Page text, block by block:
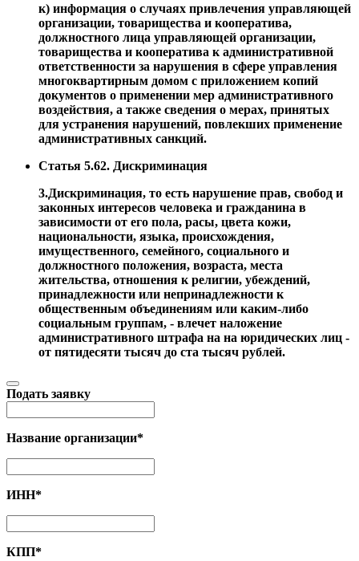
к) информация о случаях привлечения управляющей
организации, товарищества и кооператива,
должностного лица управляющей организации,
товарищества и кооператива к административной
ответственности за нарушения в сфере управления
многоквартирным домом с приложением копий
документов о применении мер административного
воздействия, а также сведения о мерах, принятых
для устранения нарушений, повлекших применение
административных санкций.
Статья 5.62. Дискриминация
3.Дискриминация, то есть нарушение прав, свобод и
законных интересов человека и гражданина в
зависимости от его пола, расы, цвета кожи,
национальности, языка, происхождения,
имущественного, семейного, социального и
должностного положения, возраста, места
жительства, отношения к религии, убеждений,
принадлежности или непринадлежности к
общественным объединениям или каким-либо
социальным группам, - влечет наложение
административного штрафа на на юридических лиц -
от пятидесяти тысяч до ста тысяч рублей.
Подать заявку
Название организации*
ИНН*
КПП*